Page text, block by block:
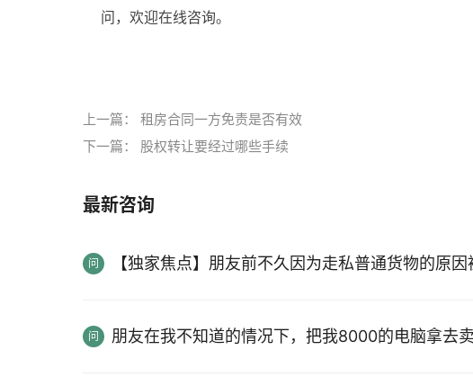
问，欢迎在线咨询。
上一篇： 租房合同一方免责是否有效
下一篇： 股权转让要经过哪些手续
最新咨询
【独家焦点】朋友前不久因为走私普通货物的原
朋友在我不知道的情况下，把我8000的电脑拿去卖